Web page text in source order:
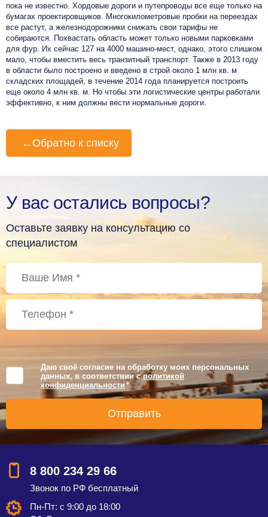
пока не известно. Хордовые дороги и путепроводы все еще только на
бумагах проектировщиков. Многокилометровые пробки на переездах
все растут, а железнодорожники снижать свои тарифы не
собираются. Похвастать область может только новыми парковками
для фур. Их сейчас 127 на 4000 машино-мест, однако, этого слишком
мало, чтобы вместить весь транзитный транспорт. Также в 2013 году
в области было построено и введено в строй около 1 млн кв. м
складских площадей, в течение 2014 года планируется построить
еще около 4 млн кв. м. Но чтобы эти логистические центры работали
эффективно, к ним должны вести нормальные дороги.
← Обратно к списку
У вас остались вопросы?
Оставьте заявку на консультацию со
специалистом
Даю своё согласие на обработку моих персональных
данных, в соответствии сполитикой
конфиденциальности *
8 800 234 29 66
Звонок по РФ бесплатный
Пн-Пт: с 9:00 до 18:00